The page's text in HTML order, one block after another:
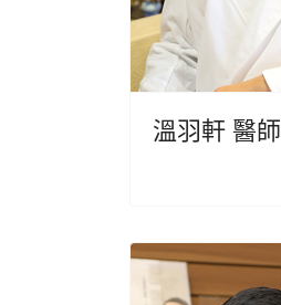
溫羽軒 醫師